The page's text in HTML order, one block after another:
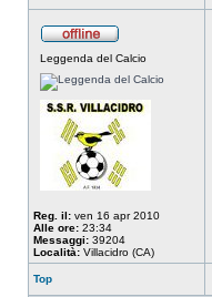
Leggenda del Calcio
Reg. il: ven 16 apr 2010
Alle ore: 23:34
Messaggi: 39204
Località: Villacidro (CA)
Top